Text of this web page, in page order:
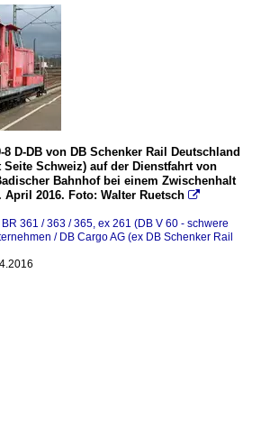
8 D-DB von DB Schenker Rail Deutschland
Schweiz) auf der Dienstfahrt von
Bahnhof bei einem Zwischenhalt
2016. Foto: Walter Ruetsch 
361 / 363 / 365, ex 261 (DB V 60 - schwere
/ DB Cargo AG (ex DB Schenker Rail